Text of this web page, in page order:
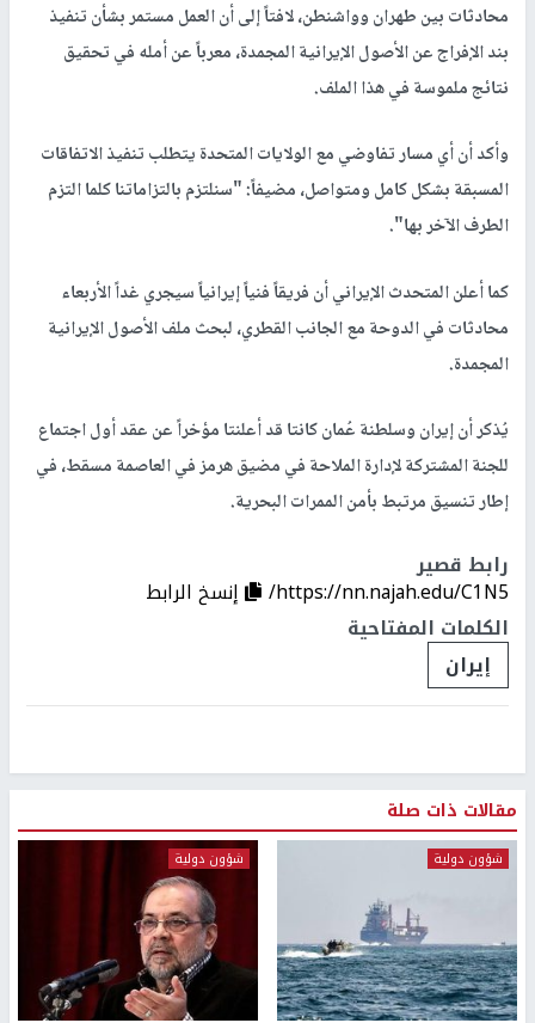
محادثات بين طهران وواشنطن، لافتاً إلى أن العمل مستمر بشأن تنفيذ
بند الإفراج عن الأصول الإيرانية المجمدة، معرباً عن أمله في تحقيق
نتائج ملموسة في هذا الملف.
وأكد أن أي مسار تفاوضي مع الولايات المتحدة يتطلب تنفيذ الاتفاقات
المسبقة بشكل كامل ومتواصل، مضيفاً: "سنلتزم بالتزاماتنا كلما التزم
الطرف الآخر بها".
كما أعلن المتحدث الإيراني أن فريقاً فنياً إيرانياً سيجري غداً الأربعاء
محادثات في الدوحة مع الجانب القطري، لبحث ملف الأصول الإيرانية
المجمدة.
يُذكر أن إيران وسلطنة عُمان كانتا قد أعلنتا مؤخراً عن عقد أول اجتماع
للجنة المشتركة لإدارة الملاحة في مضيق هرمز في العاصمة مسقط، في
إطار تنسيق مرتبط بأمن الممرات البحرية.
رابط قصير
https://nn.najah.edu/C1N5/
إنسخ الرابط
الكلمات المفتاحية
إيران
مقالات ذات صلة
شؤون دولية شؤون دولية